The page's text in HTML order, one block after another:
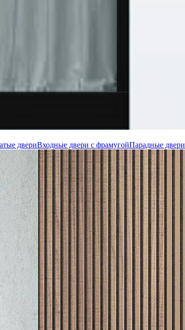
двериВходные двери с фрамугойПарадные двери